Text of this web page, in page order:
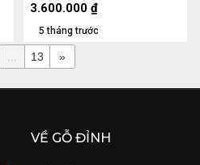
5 tháng trước
3.600.000 ₫
... 13 »
VỀ GỖ ĐỈNH